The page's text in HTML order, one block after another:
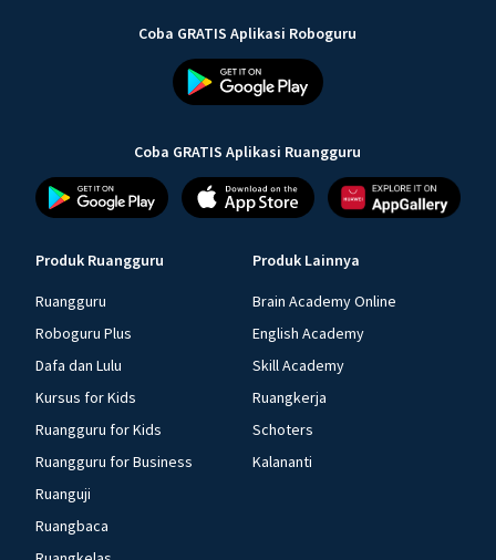
Coba GRATIS Aplikasi Roboguru
Coba GRATIS Aplikasi Ruangguru
Produk Ruangguru
Ruangguru
Roboguru Plus
Dafa dan Lulu
Kursus for Kids
Ruangguru for Kids
Ruangguru for Business
Ruanguji
Ruangbaca
Produk Lainnya
Brain Academy Online
English Academy
Skill Academy
Ruangkerja
Schoters
Kalananti